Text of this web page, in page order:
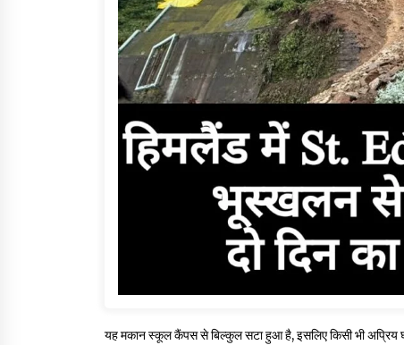
यह मकान स्कूल कैंपस से बिल्कुल सटा हुआ है, इसलिए किसी भी अप्रिय